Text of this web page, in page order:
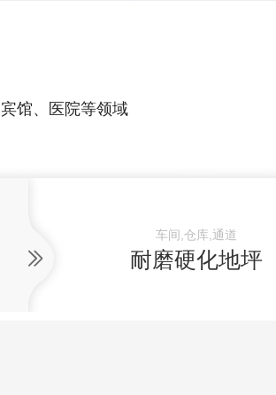
馆、医院等领域
车间,仓库,通道
耐磨硬化地坪